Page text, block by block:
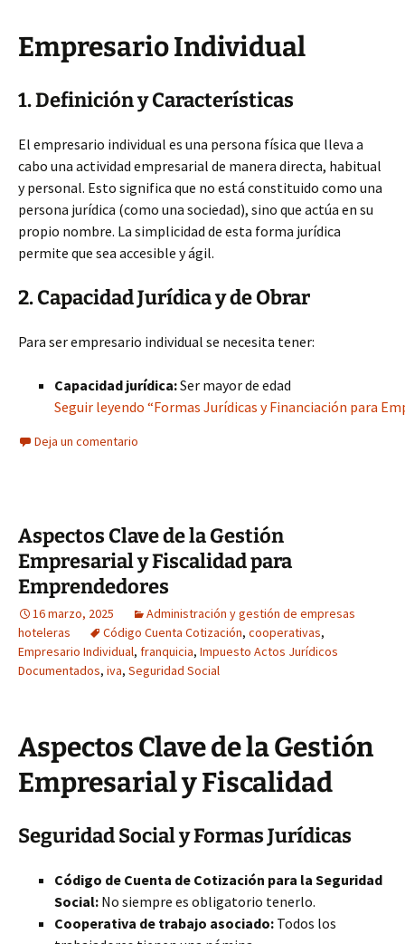
Empresario Individual
1. Definición y Características
El empresario individual es una persona física que lleva a
cabo una actividad empresarial de manera directa, habitual
y personal. Esto significa que no está constituido como una
persona jurídica (como una sociedad), sino que actúa en su
propio nombre. La simplicidad de esta forma jurídica
permite que sea accesible y ágil.
2. Capacidad Jurídica y de Obrar
Para ser empresario individual se necesita tener:
Capacidad jurídica:Ser mayor de edad
Seguir leyendo “Formas Jurídicas y Financiación para
Deja un comentario
Aspectos Clave de la Gestión
Empresarial y Fiscalidad para
Emprendedores
16 marzo, 2025
Administración y gestión de empresas
hoteleras
Código Cuenta Cotización, cooperativas,
Empresario Individual, franquicia, Impuesto Actos Jurídicos
Documentados, iva, Seguridad Social
Aspectos Clave de la Gestión
Empresarial y Fiscalidad
Seguridad Social y Formas Jurídicas
Código de Cuenta de Cotización para la Seguridad
Social: No siempre es obligatorio tenerlo.
Cooperativa de trabajo asociado: Todos los